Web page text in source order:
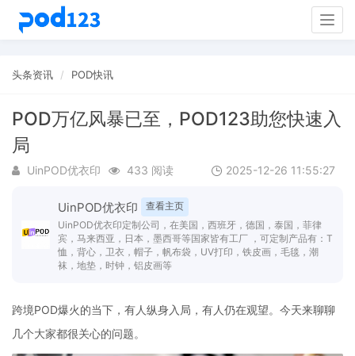
头条资讯 POD快讯
POD万亿风暴已至，POD123助您快速入
局
UinPOD优衣印 433 阅读 2025-12-26 11:55:27
UinPOD优衣印
查看主页
UinPOD优衣印定制公司，在美国，西班牙，德国，泰国，菲律
宾，马来西亚，日本，墨西哥等国家皆有工厂 ，可定制产品有：T
恤，背心，卫衣，帽子，帆布袋，UV打印，铁皮画，毛毯，潮
袜，地垫，时钟，铝皮画等
跨境POD爆火的当下，有人纵身入局，有人仍在观望。今天来聊聊
几个大家都很关心的问题。